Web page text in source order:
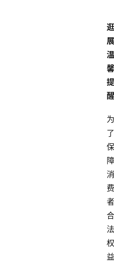
逛
展
温
馨
提
醒
为
了
保
障
消
费
者
合
法
权
益